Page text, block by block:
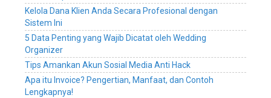
Kelola Dana Klien Anda Secara Profesional dengan
Sistem Ini
5 Data Penting yang Wajib Dicatat oleh Wedding
Organizer
Tips Amankan Akun Sosial Media Anti Hack
Apa itu Invoice? Pengertian, Manfaat, dan Contoh
Lengkapnya!
wedding
planner,
sistem
informasi
manajemen
perusahaan
wedding
organizer,